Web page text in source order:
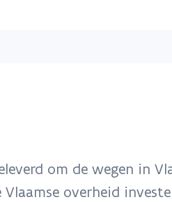
om de wegen in
overheid